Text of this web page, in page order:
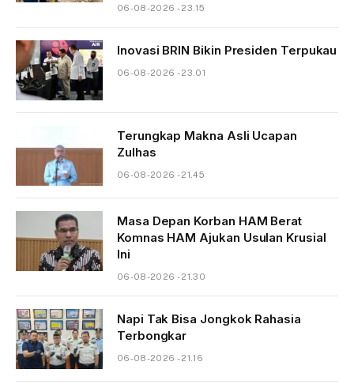
06-08-2026 - 23.15
Inovasi BRIN Bikin Presiden Terpukau
06-08-2026 - 23.01
Terungkap Makna Asli Ucapan
Zulhas
06-08-2026 - 21.45
Masa Depan Korban HAM Berat
Komnas HAM Ajukan Usulan Krusial
Ini
06-08-2026 - 21.30
Napi Tak Bisa Jongkok Rahasia
Terbongkar
06-08-2026 - 21.16